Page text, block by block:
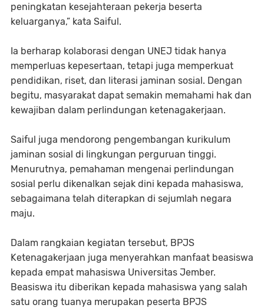
peningkatan kesejahteraan pekerja beserta
keluarganya,” kata Saiful.
Ia berharap kolaborasi dengan UNEJ tidak hanya
memperluas kepesertaan, tetapi juga memperkuat
pendidikan, riset, dan literasi jaminan sosial. Dengan
begitu, masyarakat dapat semakin memahami hak dan
kewajiban dalam perlindungan ketenagakerjaan.
Saiful juga mendorong pengembangan kurikulum
jaminan sosial di lingkungan perguruan tinggi.
Menurutnya, pemahaman mengenai perlindungan
sosial perlu dikenalkan sejak dini kepada mahasiswa,
sebagaimana telah diterapkan di sejumlah negara
maju.
Dalam rangkaian kegiatan tersebut, BPJS
Ketenagakerjaan juga menyerahkan manfaat beasiswa
kepada empat mahasiswa Universitas Jember.
Beasiswa itu diberikan kepada mahasiswa yang salah
satu orang tuanya merupakan peserta BPJS